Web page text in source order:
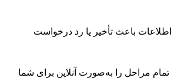
باعث تأخیر یا رد درخواست
مراحل را به‌صورت آنلاین برای شما